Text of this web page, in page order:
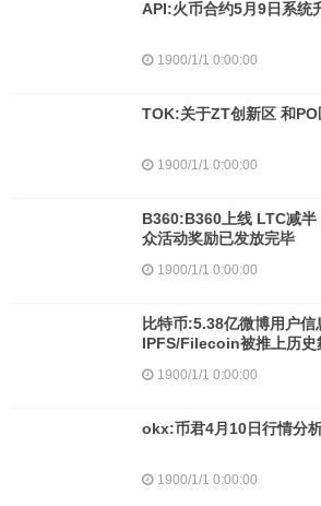
API:火币合约5月9日系统
1900/1/1 0:00:00
TOK:关于ZT创新区 和
1900/1/1 0:00:00
B360:B360上线 LTC减半
众活动奖励已发放完毕
1900/1/1 0:00:00
比特币:5.38亿微博用户信
IPFS/Filecoin被推上历史
1900/1/1 0:00:00
okx:币君4月10日行情分
1900/1/1 0:00:00